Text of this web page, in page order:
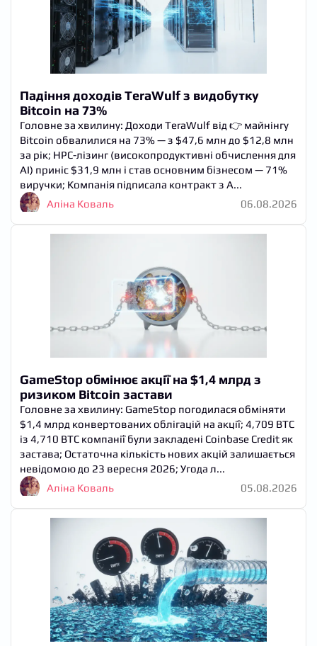
Падіння доходів TeraWulf з видобутку
Bitcoin на 73%
Головне за хвилину: Доходи TeraWulf від 👉 майнінгу
Bitcoin обвалилися на 73% — з $47,6 млн до $12,8 млн
за рік; HPC-лізинг (високопродуктивні обчислення для
AI) приніс $31,9 млн і став основним бізнесом — 71%
виручки; Компанія підписала контракт з A...
Аліна Коваль
06.08.2026
GameStop обмінює акції на $1,4 млрд з
ризиком Bitcoin застави
Головне за хвилину: GameStop погодилася обміняти
$1,4 млрд конвертованих облігацій на акції; 4,709 BTC
із 4,710 BTC компанії були закладені Coinbase Credit як
застава; Остаточна кількість нових акцій залишається
невідомою до 23 вересня 2026; Угода л...
Аліна Коваль
05.08.2026